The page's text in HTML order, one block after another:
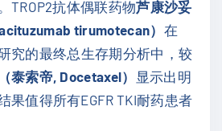
TROP2抗体偶联药物芦康沙妥
tirumotecan） 在
究的最终总生存期分析中，较
泰索帝, Docetaxel）
显示出明
果值得所有EGFR TKI耐药患者